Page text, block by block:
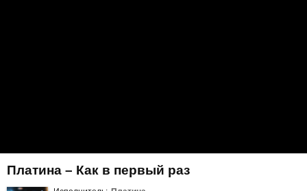
Платина – Как в первый раз